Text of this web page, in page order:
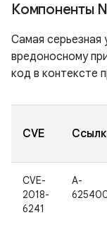
Компоненты
Самая серьезная
вредоносному
код в контексте
CVE
CVE-
2018-
6241
A-